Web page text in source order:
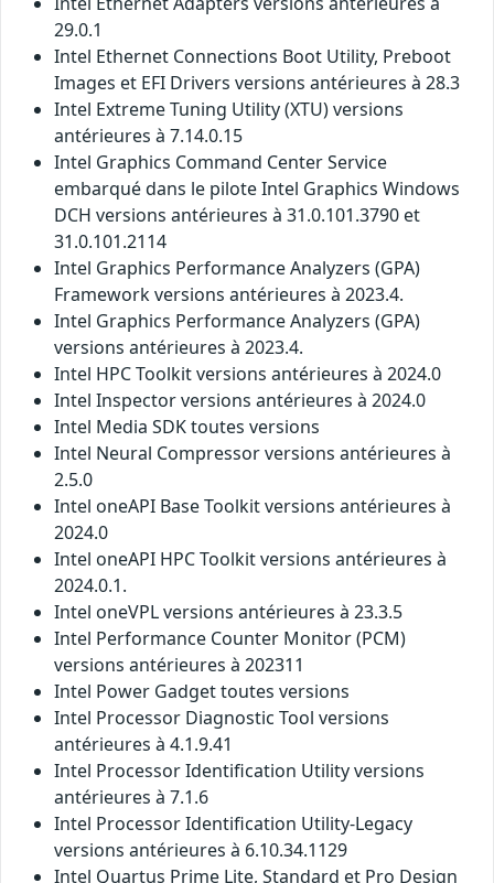
29.0.1
Intel Ethernet Connections Boot Utility, Preboot
Images et EFI Drivers versions antérieures à 28.3
Intel Extreme Tuning Utility (XTU) versions
antérieures à 7.14.0.15
Intel Graphics Command Center Service
embarqué dans le pilote Intel Graphics Windows
DCH versions antérieures à 31.0.101.3790 et
31.0.101.2114
Intel Graphics Performance Analyzers (GPA)
Framework versions antérieures à 2023.4.
Intel Graphics Performance Analyzers (GPA)
versions antérieures à 2023.4.
Intel HPC Toolkit versions antérieures à 2024.0
Intel Inspector versions antérieures à 2024.0
Intel Media SDK toutes versions
Intel Neural Compressor versions antérieures à
2.5.0
Intel oneAPI Base Toolkit versions antérieures à
2024.0
Intel oneAPI HPC Toolkit versions antérieures à
2024.0.1.
Intel oneVPL versions antérieures à 23.3.5
Intel Performance Counter Monitor (PCM)
versions antérieures à 202311
Intel Power Gadget toutes versions
Intel Processor Diagnostic Tool versions
antérieures à 4.1.9.41
Intel Processor Identification Utility versions
antérieures à 7.1.6
Intel Processor Identification Utility-Legacy
versions antérieures à 6.10.34.1129
Intel Quartus Prime Lite, Standard et Pro Design